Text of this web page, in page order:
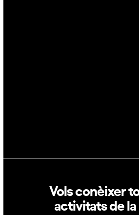
Vols conèixer
activitats de la